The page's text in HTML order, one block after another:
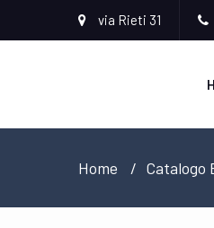
via Rieti 31
Home Catalogo